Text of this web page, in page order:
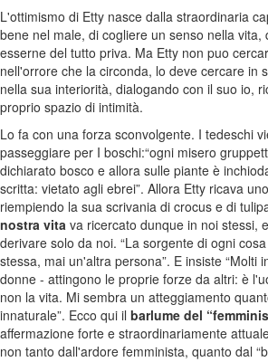
L'ottimismo di Etty nasce dalla straordinaria
bene nel male, di cogliere un senso nella vita,
esserne del tutto priva. Ma Etty non puo
nell'orrore che la circonda, lo deve cercare in
nella sua interiorità, dialogando con il suo io,
proprio spazio di intimità.
Lo fa con una forza sconvolgente. I tedeschi
passeggiare per I boschi:“ogni misero
dichiarato bosco e allora sulle piante è
scritta: vietato agli ebrei”. Allora Etty ricava
riempiendo la sua scrivania di crocus e di
nostra vita va ricercato dunque in noi stessi,
derivare solo da noi. “La sorgente di ogni
stessa, mai un'altra persona”. E insiste “Molti
donne - attingono le proprie forze da altri: è
non la vita. Mi sembra un atteggiamento
innaturale”. Ecco qui il barlume del
affermazione forte e straordinariamente
non tanto dall'ardore femminista, quanto dal